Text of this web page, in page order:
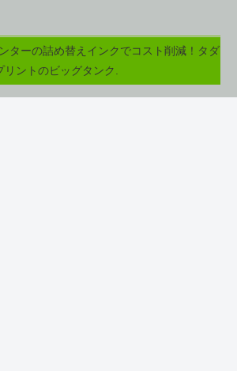
ターの詰め替えインクでコスト削減！タダ
リントのビッグタンク.